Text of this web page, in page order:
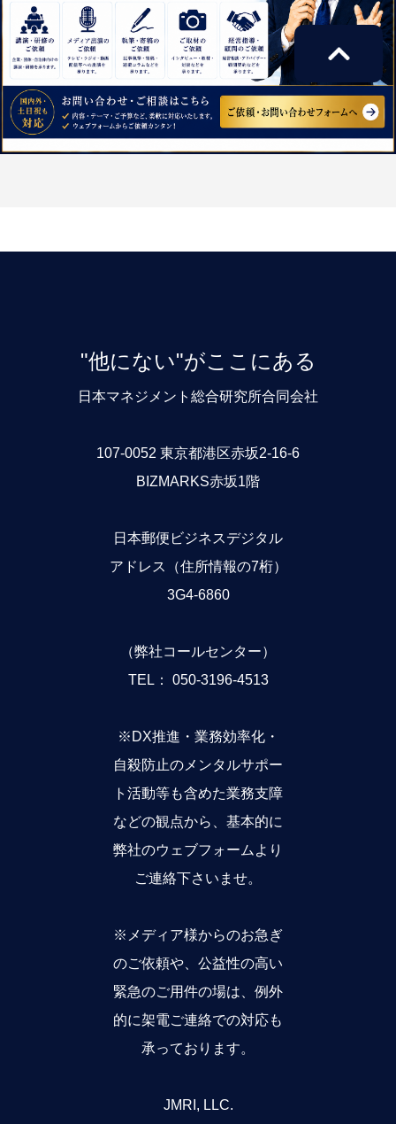
"他にない"がここにある
日本マネジメント総合研究所合同会社
107-0052 東京都港区赤坂2-16-6
BIZMARKS赤坂1階
日本郵便ビジネスデジタル
アドレス（住所情報の7桁）
3G4-6860
（弊社コールセンター）
TEL： 050-3196-4513
※DX推進・業務効率化・
自殺防止のメンタルサポー
ト活動等も含めた業務支障
などの観点から、基本的に
弊社のウェブフォームより
ご連絡下さいませ。
※メディア様からのお急ぎ
のご依頼や、公益性の高い
緊急のご用件の場は、例外
的に架電ご連絡での対応も
承っております。
JMRI, LLC.